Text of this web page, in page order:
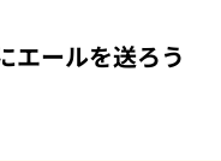
エールを送ろう